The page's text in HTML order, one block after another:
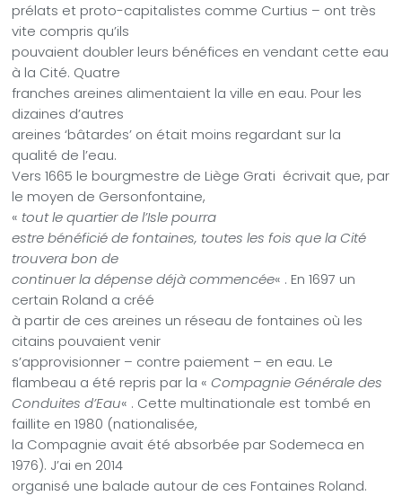
prélats et proto-capitalistes comme Curtius – ont très
vite compris qu’ils
pouvaient doubler leurs bénéfices en vendant cette eau
à la Cité. Quatre
franches areines alimentaient la ville en eau. Pour les
dizaines d’autres
areines ‘bâtardes’ on était moins regardant sur la
qualité de l’eau.
Vers 1665 le bourgmestre de Liège Grati écrivait que, par
le moyen de Gersonfontaine,
« tout le quartier de l’Isle pourra
estre bénéficié de fontaines, toutes les fois que la Cité
trouvera bon de
continuer la dépense déjà commencée« . En 1697 un
certain Roland a créé
à partir de ces areines un réseau de fontaines où les
citains pouvaient venir
s’approvisionner – contre paiement – en eau. Le
flambeau a été repris par la «Compagnie Générale des
Conduites d’Eau« . Cette multinationale est tombé en
faillite en 1980 (nationalisée,
la Compagnie avait été absorbée par Sodemeca en
1976). J’ai en 2014
organisé une balade autour de ces Fontaines Roland.